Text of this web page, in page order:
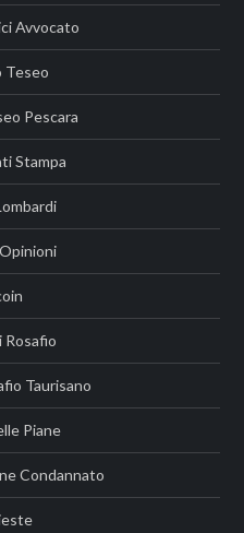
Avvocato
Teseo
Pescara
Stampa
Rosafio
Taurisano
Piane
Condannato